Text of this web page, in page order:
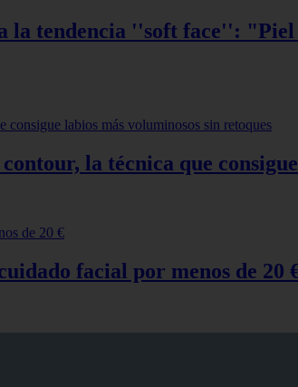
la tendencia ''soft face'':
la técnica que
facial por menos de 20